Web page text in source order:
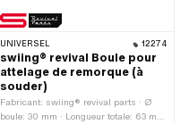
UNIVERSEL 12274
swiing® revival Boule pour
attelage de remorque (à
souder)
Fabricant: swiing® revival parts · Ø
boule: 30 mm · Longueur totale: 63 mm